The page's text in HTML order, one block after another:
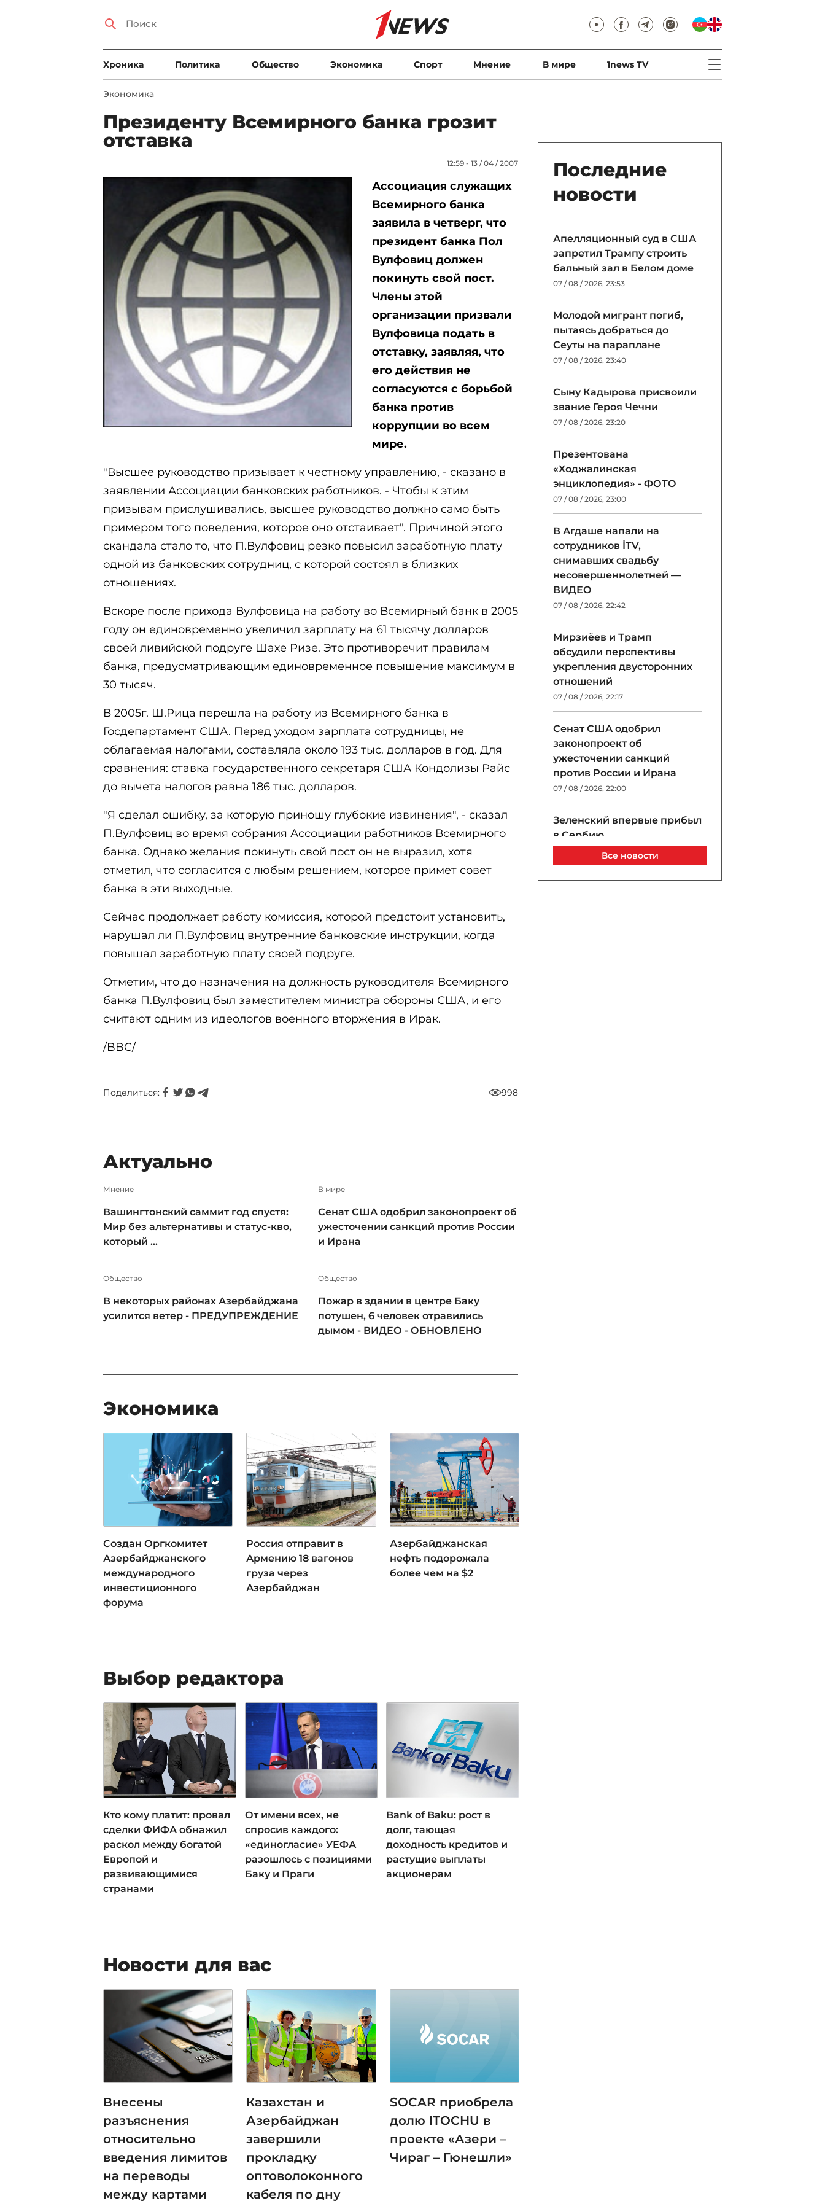
Xроника Политика Общество Экономика Спорт Мнение В мире 1news TV
Экономика
Президенту Всемирного банка грозит
отставка
12:59 - 13 / 04 / 2007
Ассоциация служащих
Всемирного банка
заявила в четверг, что
президент банка Пол
Вулфовиц должен
покинуть свой пост.
Члены этой
организации призвали
Вулфовица подать в
отставку, заявляя, что
его действия не
согласуются с борьбой
банка против
коррупции во всем
мире.
"Высшее руководство призывает к честному управлению, - сказано в
заявлении Ассоциации банковских работников. - Чтобы к этим
призывам прислушивались, высшее руководство должно само быть
примером того поведения, которое оно отстаивает". Причиной этого
скандала стало то, что П.Вулфовиц резко повысил заработную плату
одной из банковских сотрудниц, с которой состоял в близких
отношениях.
Вскоре после прихода Вулфовица на работу во Всемирный банк в 2005
году он единовременно увеличил зарплату на 61 тысячу долларов
своей ливийской подруге Шахе Ризе. Это противоречит правилам
банка, предусматривающим единовременное повышение максимум в
30 тысяч.
В 2005г. Ш.Рица перешла на работу из Всемирного банка в
Госдепартамент США. Перед уходом зарплата сотрудницы, не
облагаемая налогами, составляла около 193 тыс. долларов в год. Для
сравнения: ставка государственного секретаря США Кондолизы Райс
до вычета налогов равна 186 тыс. долларов.
"Я сделал ошибку, за которую приношу глубокие извинения", - сказал
П.Вулфовиц во время собрания Ассоциации работников Всемирного
банка. Однако желания покинуть свой пост он не выразил, хотя
отметил, что согласится с любым решением, которое примет совет
банка в эти выходные.
Сейчас продолжает работу комиссия, которой предстоит установить,
нарушал ли П.Вулфовиц внутренние банковские инструкции, когда
повышал заработную плату своей подруге.
Отметим, что до назначения на должность руководителя Всемирного
банка П.Вулфовиц был заместителем министра обороны США, и его
считают одним из идеологов военного вторжения в Ирак.
/BBC/
Поделиться: 998
Актуально
Мнение
Вашингтонский саммит год спустя:
Мир без альтернативы и статус-кво,
который ...
В мире
Сенат США одобрил законопроект об
ужесточении санкций против России
и Ирана
Общество
В некоторых районах Азербайджана
усилится ветер - ПРЕДУПРЕЖДЕНИЕ
Общество
Пожар в здании в центре Баку
потушен, 6 человек отравились
дымом - ВИДЕО - ОБНОВЛЕНО
Экономика
Создан Оргкомитет
Азербайджанского
международного
инвестиционного
форума
Россия отправит в
Армению 18 вагонов
груза через
Азербайджан
Азербайджанская
нефть подорожала
более чем на $2
Выбор редактора
Кто кому платит: провал
сделки ФИФА обнажил
раскол между богатой
Европой и
развивающимися
странами
От имени всех, не
спросив каждого:
«единогласие» УЕФА
разошлось с позициями
Баку и Праги
Bank of Baku: рост в
долг, тающая
доходность кредитов и
растущие выплаты
акционерам
Новости для вас
Внесены
разъяснения
относительно
введения лимитов
на переводы
между картами
Казахстан и
Азербайджан
завершили
прокладку
оптоволоконного
кабеля по дну
SOCAR приобрела
долю ITOCHU в
проекте «Азери –
Чираг – Гюнешли»
Последние
новости
Апелляционный суд в США
запретил Трампу строить
бальный зал в Белом доме
07 / 08 / 2026, 23:53
Молодой мигрант погиб,
пытаясь добраться до
Сеуты на параплане
07 / 08 / 2026, 23:40
Сыну Кадырова присвоили
звание Героя Чечни
07 / 08 / 2026, 23:20
Презентована
«Ходжалинская
энциклопедия» - ФОТО
07 / 08 / 2026, 23:00
В Агдаше напали на
сотрудников İTV,
снимавших свадьбу
несовершеннолетней —
ВИДЕО
07 / 08 / 2026, 22:42
Мирзиёев и Трамп
обсудили перспективы
укрепления двусторонних
отношений
07 / 08 / 2026, 22:17
Сенат США одобрил
законопроект об
ужесточении санкций
против России и Ирана
07 / 08 / 2026, 22:00
Зеленский впервые прибыл
в Сербию
07 / 08 / 2026, 21:40
Анар Байрамов уволил
Все новости